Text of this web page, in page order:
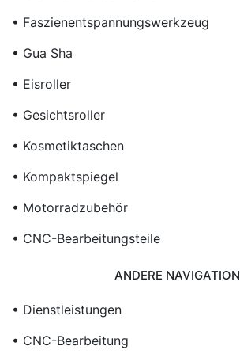
• Faszienentspannungswerkzeug
• Gua Sha
• Eisroller
• Gesichtsroller
• Kosmetiktaschen
• Kompaktspiegel
• Motorradzubehör
• CNC-Bearbeitungsteile
ANDERE NAVIGATION
• Dienstleistungen
• CNC-Bearbeitung